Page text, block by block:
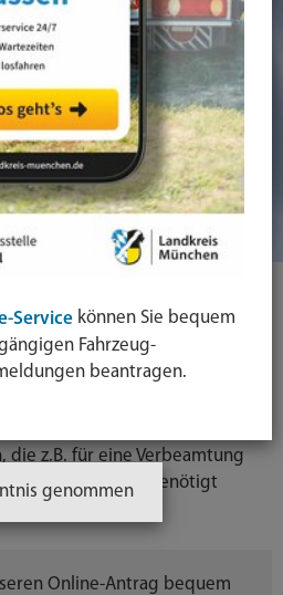
und
die z.B. für eine Verbeamtung
Ämtern benötigt
Online-Antrag bequem
Service können Sie bequem
Fahrzeug-
beantragen.
genommen